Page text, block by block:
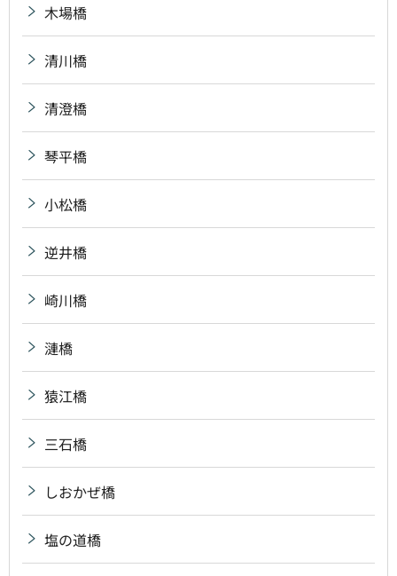
木場橋
清川橋
清澄橋
琴平橋
小松橋
逆井橋
崎川橋
漣橋
猿江橋
三石橋
しおかぜ橋
塩の道橋